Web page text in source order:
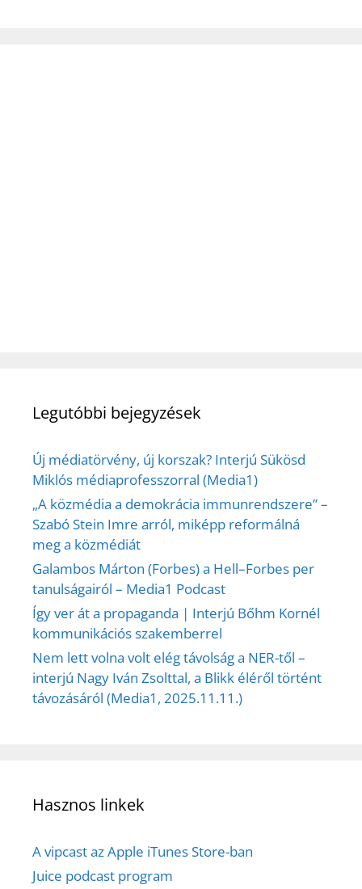
Legutóbbi bejegyzések
Új médiatörvény, új korszak? Interjú Sükösd
Miklós médiaprofesszorral (Media1)
„A közmédia a demokrácia immunrendszere” –
Szabó Stein Imre arról, miképp reformálná
meg a közmédiát
Galambos Márton (Forbes) a Hell–Forbes per
tanulságairól – Media1 Podcast
Így ver át a propaganda | Interjú Bőhm Kornél
kommunikációs szakemberrel
Nem lett volna volt elég távolság a NER-től –
interjú Nagy Iván Zsolttal, a Blikk éléről történt
távozásáról (Media1, 2025.11.11.)
Hasznos linkek
A vipcast az Apple iTunes Store-ban
Juice podcast program